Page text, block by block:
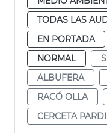
TODAS LAS
EN PORTADA
NORMAL
ALBUFERA
RACÓ OLLA
CERCETA